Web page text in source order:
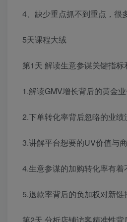
4、缺少重点抓不到重点，很
5天课程大绒
第1天 解读生意参谋关键指
1.解读GMV增长背后的黄金业
2.下单转化率背后忽略的业绩
3.讲解平台想要的UV价值与
4.生意参谋的加购转化率有着
5.退款率背后的负加权对新链